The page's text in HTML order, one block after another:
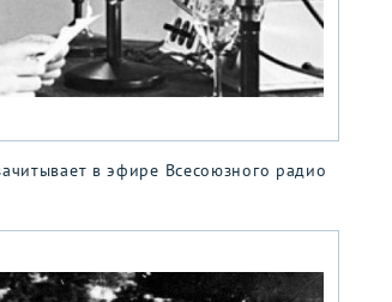
в эфире Всесоюзного радио